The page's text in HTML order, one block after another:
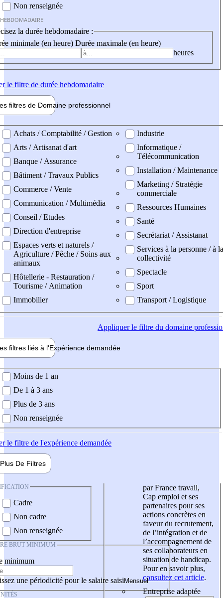
Non renseignée
la durée hebdomadaire :
minimale (en heure) Durée maximale (en heure)
heures
le filtre de durée hebdomadaire
filtres de Domaine professionnel
professionel
Achats / Comptabilité / Gestion
Arts / Artisanat d'art
Banque / Assurance
Bâtiment / Travaux Publics
Commerce / Vente
Communication / Multimédia
Conseil / Etudes
Direction d'entreprise
Espaces verts et naturels /
Agriculture / Pêche / Soins aux
animaux
Hôtellerie - Restauration /
Tourisme / Animation
Immobilier
Industrie
Informatique /
Télécommunication
Installation / Maintenance
Marketing / Stratégie
commerciale
Ressources Humaines
Santé
Secrétariat / Assistanat
Services à la personne / à la
collectivité
Spectacle
Sport
Transport / Logistique
Appliquerle filtre du domaine
filtres liés à l'Expérience demandée
demandée
Moins de 1 an
De 1 à 3 ans
Plus de 3 ans
Non renseignée
le filtre de l'expérience demandée
Plus De Filtres
Cadre
Non cadre
Non renseignée
BRUT MINIMUM
minimum
une périodicité pour le salaire saisi
par France travail,
Cap emploi et ses
partenaires pour ses
actions concrètes en
faveur du recrutement,
de l’intégration et de
l’accompagnement de
ses collaborateurs en
situation de handicap.
Pour en savoir plus,
consultez cet article.
Entreprise adaptée